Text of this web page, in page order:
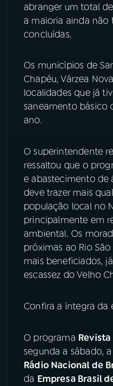
abranger um total
a maioria ainda não
concluídas.
Os municípios de
Chapéu, Várzea
localidades que já
saneamento básico
ano.
O superintendente
ressaltou que o
e abastecimento de
deve trazer mais
população local no
principalmente em
ambiental. Os
próximas ao Rio
mais beneficiados,
escassez do Velho
Confira a íntegra da
O programa Revista
segunda a sábado,
Rádio Nacional de
da Empresa Brasil